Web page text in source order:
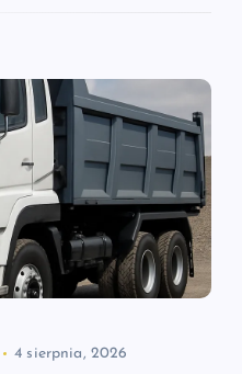
4 sierpnia, 2026